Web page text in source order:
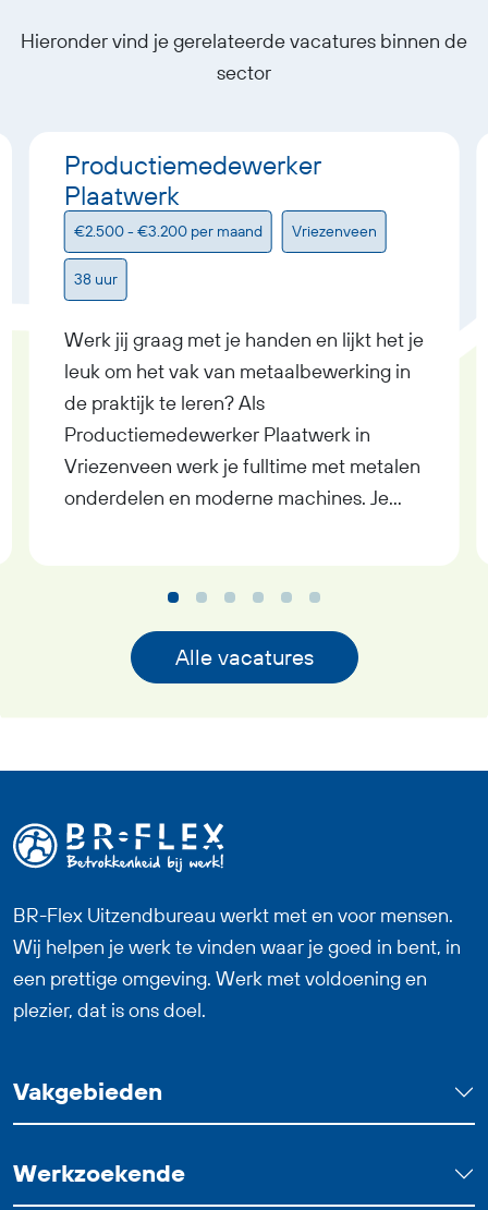
Hieronder vind je gerelateerde vacatures binnen de
sector
Productiemedewerker
Plaatwerk
€2.500 - €3.200 per maand Vriezenveen
38 uur
Werk jij graag met je handen en lijkt het je
leuk om het vak van metaalbewerking in
de praktijk te leren? Als
Productiemedewerker Plaatwerk in
Vriezenveen werk je fulltime met metalen
onderdelen en moderne machines. Je
reiskostenvergoeding en krijgt volop
ontwikkelen. In de functie van
Productiemedewerker Plaatwerk ben je
verschillende onderdelen van het
productieproces. Deze baan als
Productiemedewerker Plaatwerk past
goed bij iemand die technisch inzicht
heeft, nauwkeurig werkt en graag
onderdeel wil zijn van een betrokken
Alle vacatures
BR-Flex Uitzendbureau werkt met en voor mensen.
Wij helpen je werk te vinden waar je goed in bent, in
een prettige omgeving. Werk met voldoening en
plezier, dat is ons doel.
Vakgebieden
Werkzoekende